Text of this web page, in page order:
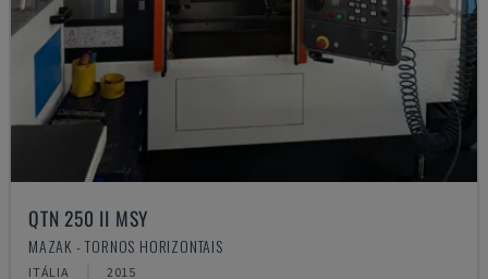
QTN 250 II MSY
MAZAK - TORNOS HORIZONTAIS
ITÁLIA 2015